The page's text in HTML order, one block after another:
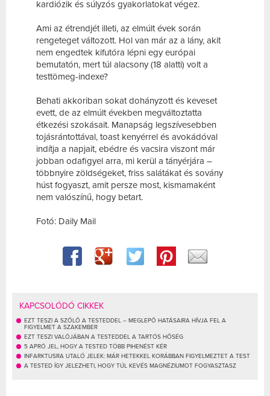
kardiózik és súlyzós gyakorlatokat végez.
Ami az étrendjét illeti, az elmúlt évek során
rengeteget változott. Hol van már az a lány, akit
nem engedtek kifutóra lépni egy európai
bemutatón, mert túl alacsony (18 alatti) volt a
testtömeg-indexe?
Behati akkoriban sokat dohányzott és keveset
evett, de az elmúlt években megváltoztatta
étkezési szokásait. Manapság legszívesebben
tojásrántottával, toast kenyérrel és avokádóval
indítja a napjait, ebédre és vacsira viszont már
jobban odafigyel arra, mi kerül a tányérjára –
többnyire zöldségeket, friss salátákat és sovány
húst fogyaszt, amit persze most, kismamaként
nem valószínű, hogy betart.
Fotó: Daily Mail
KAPCSOLÓDÓ CIKKEK
EZT TESZI A SZŐLŐ A TESTEDDEL – MEGLEPŐ HATÁSAIRA HÍVJA FEL A
FIGYELMET A SZAKEMBER
EZT TESZI VALÓJÁBAN A TESTEDDEL A TARTÓS HŐSÉG
5 APRÓ JEL, HOGY A TESTED TÖBB PIHENÉST KÉR
INFARKTUSRA UTALÓ JELEK: MÁR HETEKKEL KORÁBBAN FIGYELMEZTET A TEST
A TESTED ÍGY JELEZHETI, HOGY TÚL KEVÉS MAGNÉZIUMOT FOGYASZTASZ